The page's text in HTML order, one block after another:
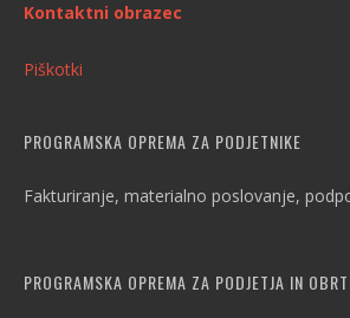
Kontaktni obrazec
Piškotki
PROGRAMSKA OPREMA ZA PODJETNIKE
Fakturiranje, materialno poslovanje,
PROGRAMSKA OPREMA ZA PODJETJA IN